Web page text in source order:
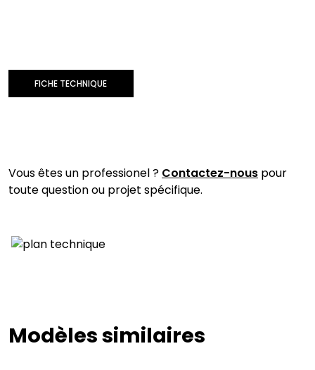
FICHE TECHNIQUE
Vous êtes un professionel ? Contactez-nous pour
toute question ou projet spécifique.
Modèles similaires